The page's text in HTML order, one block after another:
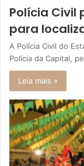
Polícia Civil
para
A Polícia Civil do
Polícia da Capital,
Leia mais »